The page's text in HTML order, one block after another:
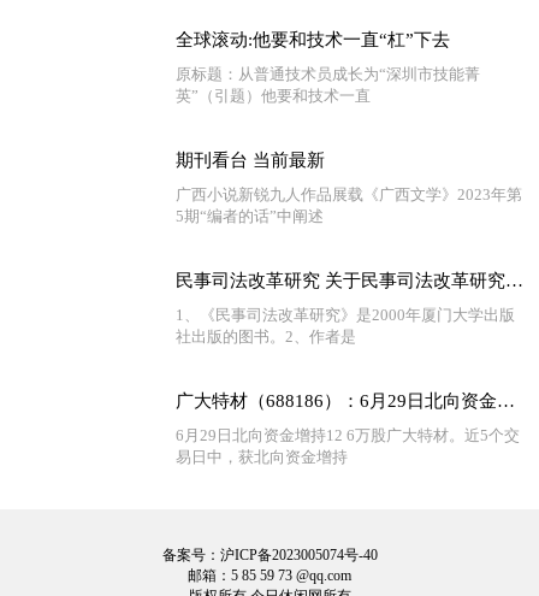
全球滚动:他要和技术一直“杠”下去
原标题：从普通技术员成长为“深圳市技能菁
英”（引题）他要和技术一直
期刊看台 当前最新
广西小说新锐九人作品展载《广西文学》2023年第
5期“编者的话”中阐述
民事司法改革研究 关于民事司法改革研究介绍
1、《民事司法改革研究》是2000年厦门大学出版
社出版的图书。2、作者是
广大特材（688186）：6月29日北向资金增持12.6万股
6月29日北向资金增持12 6万股广大特材。近5个交
易日中，获北向资金增持
备案号：沪ICP备2023005074号-40
邮箱：5 85 59 73 @qq.com